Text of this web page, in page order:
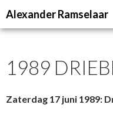
Alexander Ramselaar
SPRINGEN
1989
Zaterdag 17 juni 1989: